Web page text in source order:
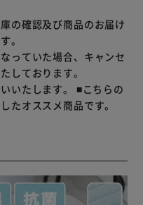
の確認及び商品のお届け
。
っていた場合、キャンセ
しております。
いたします。 ■こちらの
たオススメ商品です。